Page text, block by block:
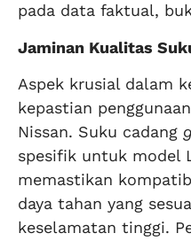
pada data faktual,
Jaminan Kualitas
Aspek krusial dalam
kepastian
Nissan. Suku cadang
spesifik untuk model
memastikan
daya tahan yang
keselamatan tinggi.